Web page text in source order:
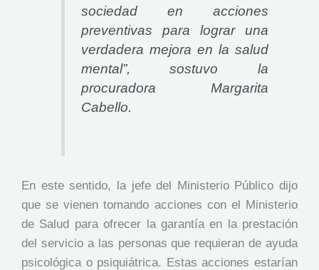
sociedad en acciones
preventivas para lograr una
verdadera mejora en la salud
mental”, sostuvo la
procuradora Margarita
Cabello.
En este sentido, la jefe del Ministerio Público dijo
que se vienen tomando acciones con el Ministerio
de Salud para ofrecer la garantía en la prestación
del servicio a las personas que requieran de ayuda
psicológica o psiquiátrica. Estas acciones estarían